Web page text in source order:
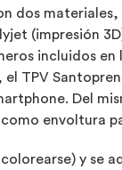
dos materiales,
(impresión
incluidos en
TPV
Del
envoltura
y se